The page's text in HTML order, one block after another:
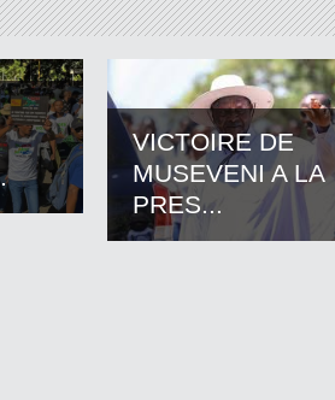
VICTOIRE DE
MUSEVENI A LA
PRES...